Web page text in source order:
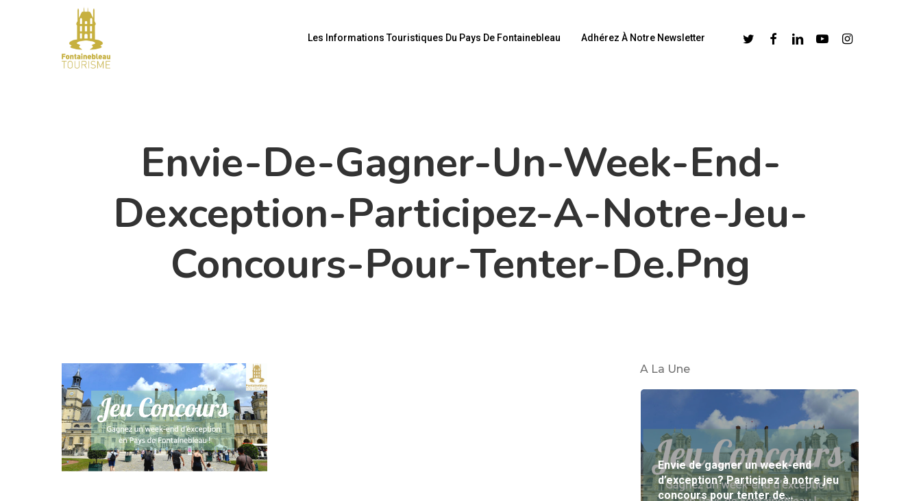
Les Informations Touristiques Du Pays De Fontainebleau Adhérez À Notre Newsletter Twitter FacebookLinkedinYoutubeInstagram
Envie-De-Gagner-Un-Week-End-
Dexception-Participez-A-Notre-Jeu-
Concours-Pour-Tenter-De.png
A La Une
Envie de gagner un week-end
d’exception? Participez à notre jeu
concours pour tenter de…